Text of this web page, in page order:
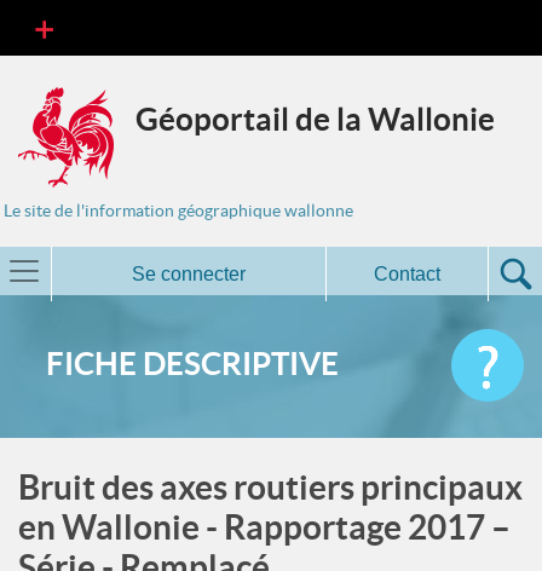
Géoportail de la Wallonie
Le site de l'information géographique wallonne
Se connecter Contact
FICHE DESCRIPTIVE
Bruit des axes routiers principaux
en Wallonie - Rapportage 2017 –